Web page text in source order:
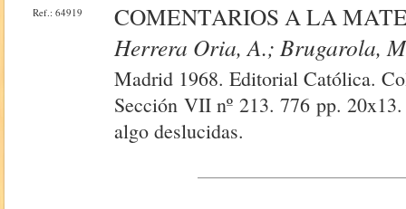
Ref.: 64919
COMENTARIOS A LA
Herrera Oria, A.; Brugarola,
Madrid 1968. Editorial Católica.
Sección VII nº 213. 776 pp.
algo deslucidas.